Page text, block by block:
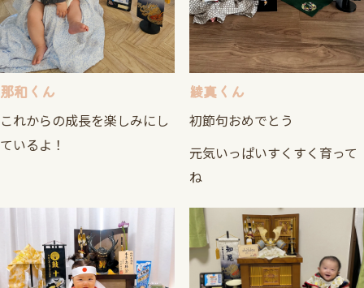
那和くん
これからの成長を楽しみにし
ているよ！
綾真くん
初節句おめでとう
元気いっぱいすくすく育って
ね